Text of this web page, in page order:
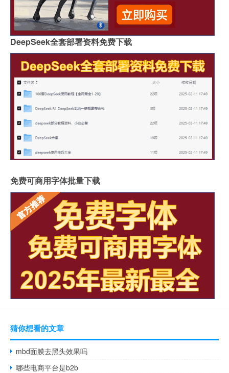
DeepSeek全套部署资料免费下载
免费可商用字体批量下载
猜你想看的文章
mbd面膜去黑头效果吗
哪些电商平台是b2b